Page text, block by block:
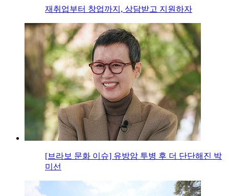
재취업부터 창업까지, 상담받고 지원하자
[브라보 문화 이슈] 유방암 투병 후 더 단단해진 박
미선